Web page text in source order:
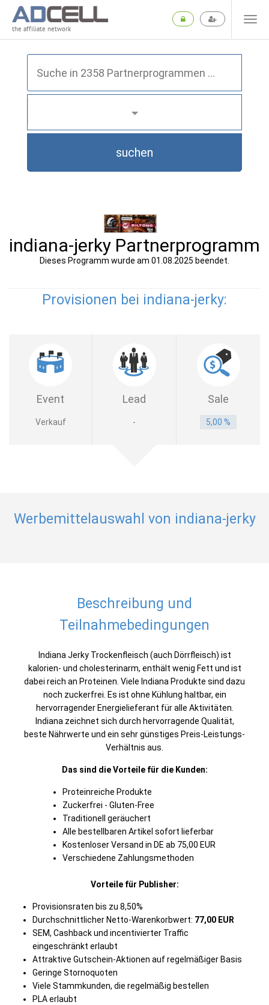
the affiliate network
suchen
indiana-jerky Partnerprogramm
Dieses Programm wurde am 01.08.2025 beendet.
Provisionen bei indiana-jerky:
Event Lead Sale
Verkauf - 5,00 %
Werbemittelauswahl von indiana-jerky
Beschreibung und
Teilnahmebedingungen
Indiana Jerky Trockenfleisch (auch Dörrfleisch) ist
kalorien- und cholesterinarm, enthält wenig Fett und ist
dabei reich an Proteinen. Viele Indiana Produkte sind dazu
noch zuckerfrei. Es ist ohne Kühlung haltbar, ein
hervorragender Energielieferant für alle Aktivitäten.
Indiana zeichnet sich durch hervorragende Qualität,
beste Nährwerte und ein sehr günstiges Preis-Leistungs-
Verhältnis aus.
Das sind die Vorteile für die Kunden:
Proteinreiche Produkte
Zuckerfrei - Gluten-Free
Traditionell geräuchert
Alle bestellbaren Artikel sofort lieferbar
Kostenloser Versand in DE ab 75,00 EUR
Verschiedene Zahlungsmethoden
Vorteile für Publisher:
Provisionsraten bis zu 8,50%
Durchschnittlicher Netto-Warenkorbwert: 77,00 EUR
SEM, Cashback und incentivierter Traffic
eingeschränkt erlaubt
Attraktive Gutschein-Aktionen auf regelmäßiger Basis
Geringe Stornoquoten
Viele Stammkunden, die regelmäßig bestellen
PLA erlaubt